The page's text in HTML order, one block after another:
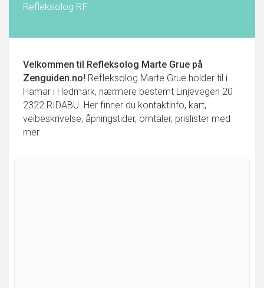
Refleksolog RF
Velkommen til Refleksolog Marte Grue på
Zenguiden.no! Refleksolog Marte Grue holder til i
Hamar i Hedmark, nærmere bestemt Linjevegen 20
2322 RIDABU. Her finner du kontaktinfo, kart,
veibeskrivelse, åpningstider, omtaler, prislister med
mer.